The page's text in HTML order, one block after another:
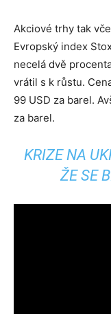
Akciové trhy tak
Evropský index
necelá dvě
vrátil s k růstu.
99 USD za barel.
za barel.
KRIZE NA
ŽE SE